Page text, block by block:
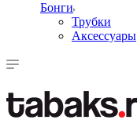
Бонги
Трубки
Аксессуары